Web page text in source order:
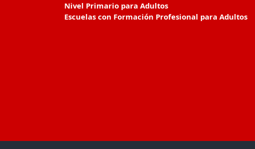
Nivel Primario para Adultos
Escuelas con Formación Profesional para Adultos